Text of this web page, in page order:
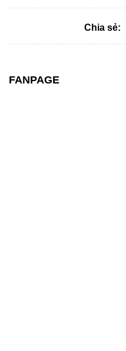
Chia sẻ:
FANPAGE